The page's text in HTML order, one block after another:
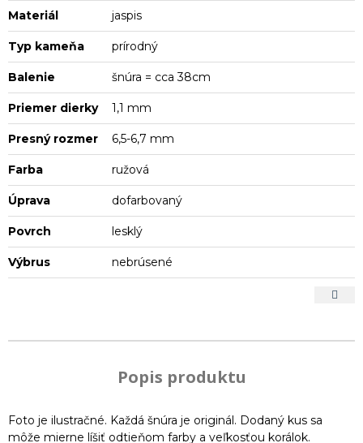
Materiál jaspis
Typ kameňa prírodný
Balenie šnúra = cca 38cm
Priemer dierky 1,1 mm
Presný rozmer 6,5-6,7 mm
Farba ružová
Úprava dofarbovaný
Povrch lesklý
Výbrus nebrúsené
Popis produktu
Foto je ilustračné. Každá šnúra je originál. Dodaný kus sa
môže mierne líšiť odtieňom farby a veľkosťou korálok.